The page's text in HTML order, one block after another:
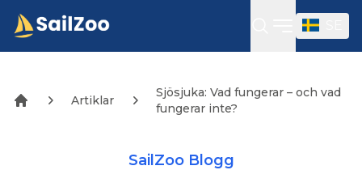
Öppna
Artiklar
Sjösjuka: Vad fungerar – och vad
fungerar inte?
SailZoo Blogg